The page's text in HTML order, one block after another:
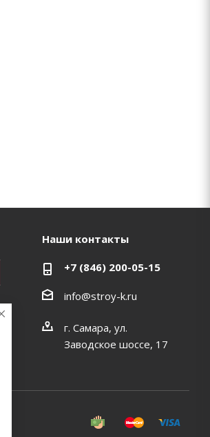
Наши контакты
+7 (846) 200-05-15
info@stroy-k.ru
г. Самара, ул.
Заводское шоссе, 17